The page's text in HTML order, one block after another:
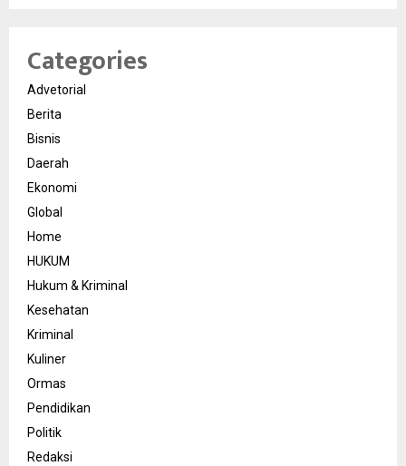
Categories
Advetorial
Berita
Bisnis
Daerah
Ekonomi
Global
Home
HUKUM
Hukum & Kriminal
Kesehatan
Kriminal
Kuliner
Ormas
Pendidikan
Politik
Redaksi